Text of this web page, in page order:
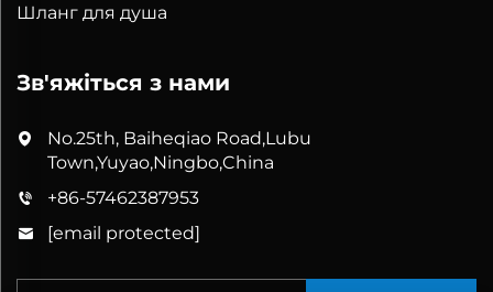
Шланг для душа
Зв'яжіться з нами
No.25th, Baiheqiao Road,Lubu
Town,Yuyao,Ningbo,China
+86-57462387953
[email protected]